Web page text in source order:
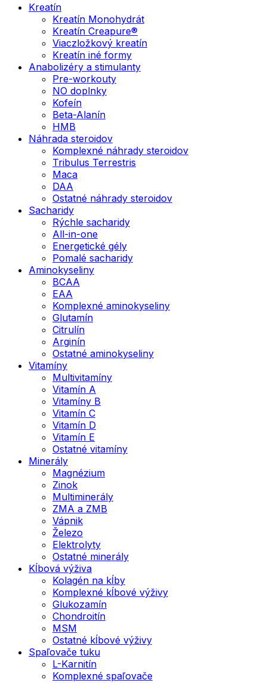
Kreatín
Kreatín Monohydrát
Kreatín Creapure®
Viaczložkový kreatín
Kreatín iné formy
Anabolizéry a stimulanty
Pre-workouty
NO doplnky
Kofeín
Beta-Alanín
HMB
Náhrada steroidov
Komplexné náhrady steroidov
Tribulus Terrestris
Maca
DAA
Ostatné náhrady steroidov
Sacharidy
Rýchle sacharidy
All-in-one
Energetické gély
Pomalé sacharidy
Aminokyseliny
BCAA
EAA
Komplexné aminokyseliny
Glutamín
Citrulín
Arginín
Ostatné aminokyseliny
Vitamíny
Multivitamíny
Vitamín A
Vitamíny B
Vitamín C
Vitamín D
Vitamín E
Ostatné vitamíny
Minerály
Magnézium
Zinok
Multiminerály
ZMA a ZMB
Vápnik
Železo
Elektrolyty
Ostatné minerály
Kĺbová výživa
Kolagén na kĺby
Komplexné kĺbové výživy
Glukozamín
Chondroitín
MSM
Ostatné kĺbové výživy
Spaľovače tuku
L-Karnitín
Komplexné spaľovače